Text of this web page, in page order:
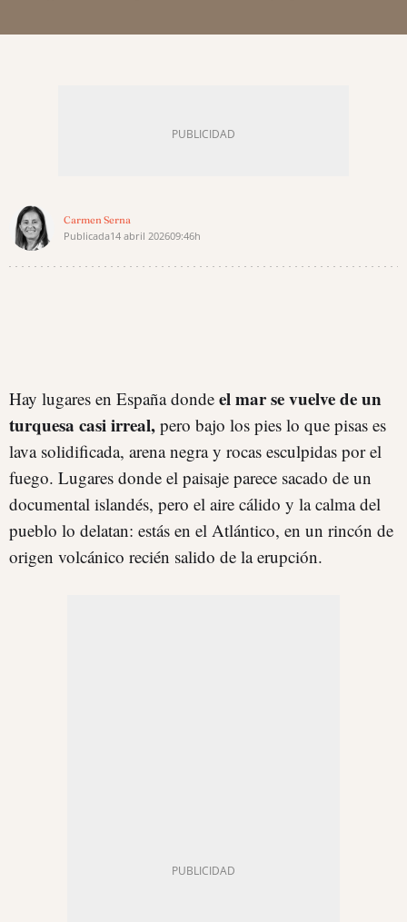
Carmen Serna
Publicada14 abril 202609:46h
Hay lugares en España donde el mar se vuelve de un
turquesa casi irreal, pero bajo los pies lo que pisas es
lava solidificada, arena negra y rocas esculpidas por el
fuego. Lugares donde el paisaje parece sacado de un
documental islandés, pero el aire cálido y la calma del
pueblo lo delatan: estás en el Atlántico, en un rincón de
origen volcánico recién salido de la erupción.